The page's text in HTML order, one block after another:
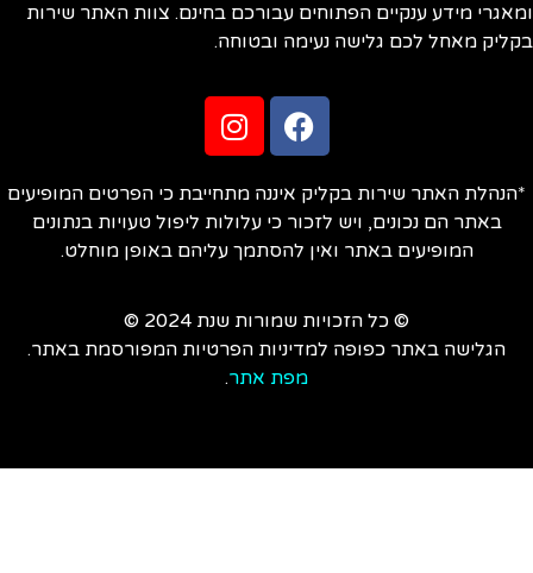
מידע ענקיים הפתוחים עבורכם בחינם. צוות האתר שירות
מאחל לכם גלישה נעימה ובטוחה.
האתר שירות בקליק איננה מתחייבת כי הפרטים המופיעים
באתר הם נכונים, ויש לזכור כי עלולות ליפול טעויות בנתונים
המופיעים באתר ואין להסתמך עליהם באופן מוחלט.
© כל הזכויות שמורות שנת 2024 ©
הגלישה באתר כפופה למדיניות הפרטיות המפורסמת באתר.
מפת אתר.